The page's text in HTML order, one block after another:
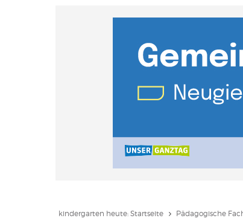
kindergarten heute: Startseite Pädagogische